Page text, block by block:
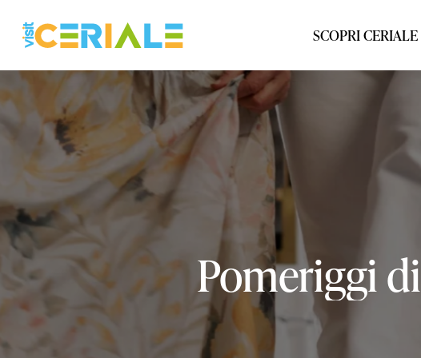
contenuto
SCOPRI CERIALE
Pomeriggidi